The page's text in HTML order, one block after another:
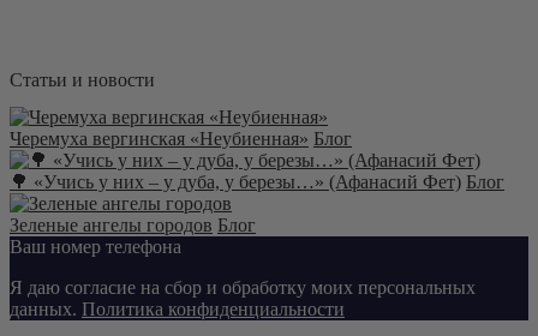
Статьи и новости
Черемуха вергинская «Неубиенная» Блог
🌳 «Учись у них – у дуба, у березы…» (Афанасий Фет) Блог
Зеленые ангелы городов Блог
Ваш номер телефона
Я даю согласие на сбор и обработку моих персональных
данных. Политика конфиденциальности